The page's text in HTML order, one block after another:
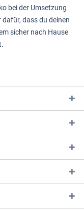
bei der Umsetzung
dass du deinen
sicher nach Hause